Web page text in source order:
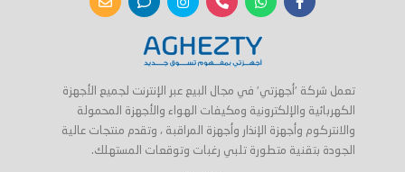
تعمل شركة 'أجهزتي' في مجال البيع عبر الإنترنت لجميع الأجهزة
الكهربائية والإلكترونية ومكيفات الهواء والأجهزة المحمولة
والانتركوم وأجهزة الإنذار وأجهزة المراقبة ، وتقدم منتجات عالية
الجودة بتقنية متطورة تلبي رغبات وتوقعات المستهلك.